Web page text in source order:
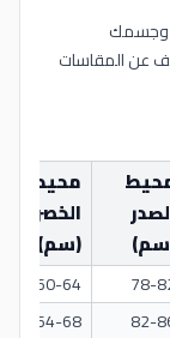
وجسمك
عن المقاسات
محيط
الخصر
(سم)
78-
60-64
82-
64-68